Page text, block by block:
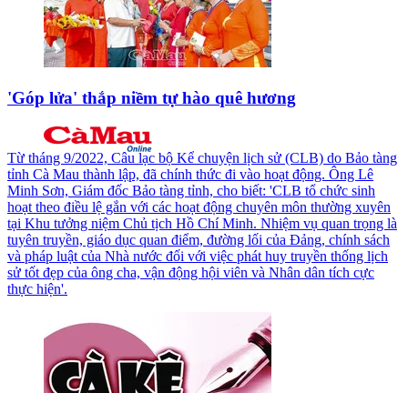
'Góp lửa' thắp niềm tự hào quê hương
Từ tháng 9/2022, Câu lạc bộ Kể chuyện lịch sử (CLB) do Bảo tàng
tỉnh Cà Mau thành lập, đã chính thức đi vào hoạt động. Ông Lê
Minh Sơn, Giám đốc Bảo tàng tỉnh, cho biết: 'CLB tổ chức sinh
hoạt theo điều lệ gắn với các hoạt động chuyên môn thường xuyên
tại Khu tưởng niệm Chủ tịch Hồ Chí Minh. Nhiệm vụ quan trọng là
tuyên truyền, giáo dục quan điểm, đường lối của Ðảng, chính sách
và pháp luật của Nhà nước đối với việc phát huy truyền thống lịch
sử tốt đẹp của ông cha, vận động hội viên và Nhân dân tích cực
thực hiện'.